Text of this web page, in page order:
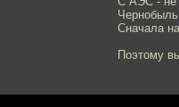
Сначала
Поэтому